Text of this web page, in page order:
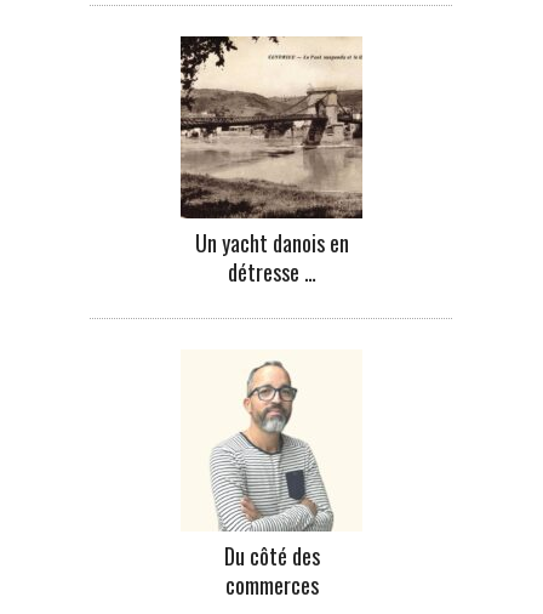
Un yacht danois en
détresse …
Du côté des
commerces